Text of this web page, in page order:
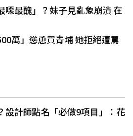
噁最醜」？妹子見亂象崩潰 在
萬」慫恿買青埔 她拒絕遭罵
設計師點名「必做9項目」：花